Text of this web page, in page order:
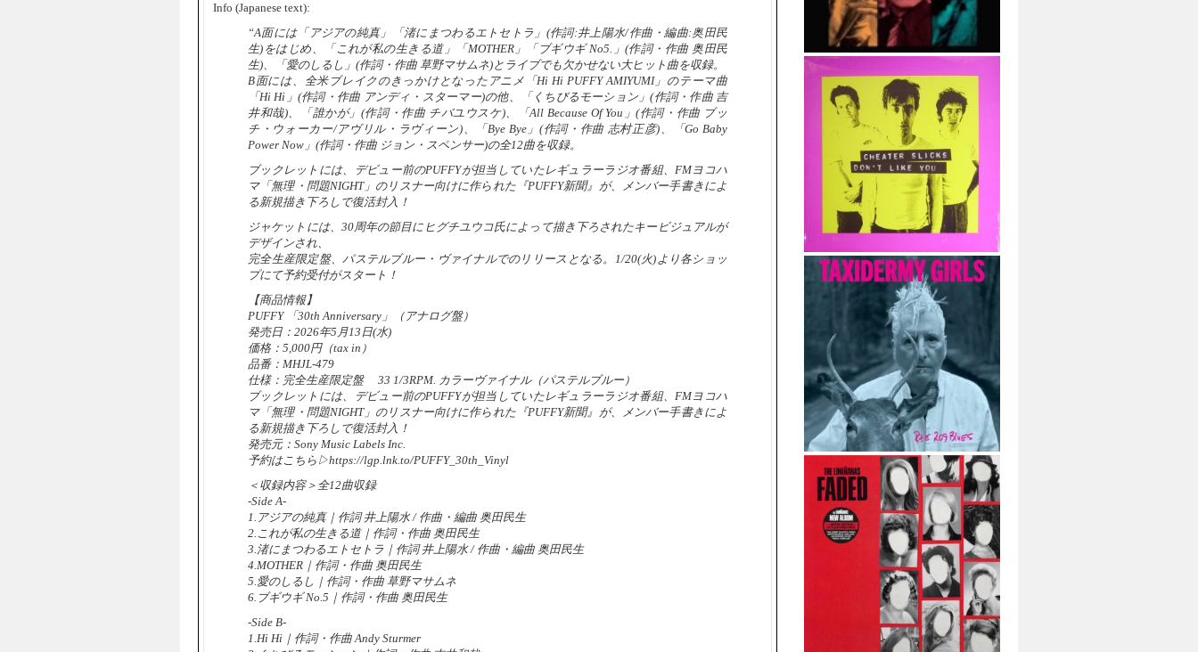
Info (Japanese text):
“A面には「アジアの純真」「渚にまつわるエトセトラ」(作詞:井上陽水/作曲・編曲:奥田民
生)をはじめ、「これが私の生きる道」「MOTHER」「ブギウギ No5.」(作詞・作曲 奥田民
生)、「愛のしるし」(作詞・作曲 草野マサムネ)とライブでも欠かせない大ヒット曲を収録。
B面には、全米ブレイクのきっかけとなったアニメ「Hi Hi PUFFY AMIYUMI」のテーマ曲
「Hi Hi」(作詞・作曲 アンディ・スターマー)の他、「くちびるモーション」(作詞・作曲 吉
井和哉)、「誰かが」(作詞・作曲 チバユウスケ)、「All Because Of You」(作詞・作曲 ブッ
チ・ウォーカー/アヴリル・ラヴィーン)、「Bye Bye」(作詞・作曲 志村正彦)、「Go Baby
Power Now」(作詞・作曲 ジョン・スペンサー)の全12曲を収録。
ブックレットには、デビュー前のPUFFYが担当していたレギュラーラジオ番組、FMヨコハ
マ「無理・問題NIGHT」のリスナー向けに作られた『PUFFY新聞』が、メンバー手書きによ
る新規描き下ろしで復活封入！
ジャケットには、30周年の節目にヒグチユウコ氏によって描き下ろされたキービジュアルが
デザインされ、
完全生産限定盤、パステルブルー・ヴァイナルでのリリースとなる。1/20(火)より各ショッ
プにて予約受付がスタート！
【商品情報】
PUFFY 「30th Anniversary」（アナログ盤）
発売日：2026年5月13日(水)
価格：5,000円（tax in）
品番：MHJL-479
仕様：完全生産限定盤 33 1/3RPM. カラーヴァイナル（パステルブルー）
ブックレットには、デビュー前のPUFFYが担当していたレギュラーラジオ番組、FMヨコハ
マ「無理・問題NIGHT」のリスナー向けに作られた『PUFFY新聞』が、メンバー手書きによ
る新規描き下ろしで復活封入！
発売元：Sony Music Labels Inc.
予約はこちら▷https://lgp.lnk.to/PUFFY_30th_Vinyl
＜収録内容＞全12曲収録
-Side A-
1.アジアの純真｜作詞 井上陽水 / 作曲・編曲 奥田民生
2.これが私の生きる道｜作詞・作曲 奥田民生
3.渚にまつわるエトセトラ｜作詞 井上陽水 / 作曲・編曲 奥田民生
4.MOTHER｜作詞・作曲 奥田民生
5.愛のしるし｜作詞・作曲 草野マサムネ
6.ブギウギ No.5｜作詞・作曲 奥田民生
-Side B-
1.Hi Hi｜作詞・作曲 Andy Sturmer